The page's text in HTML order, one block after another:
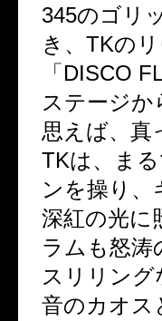
345のゴリ
き、TKの
「DISCO
ステージ
思えば、真
TKは、ま
ンを操り、
深紅の光に
ラムも怒涛
スリリン
音のカオス